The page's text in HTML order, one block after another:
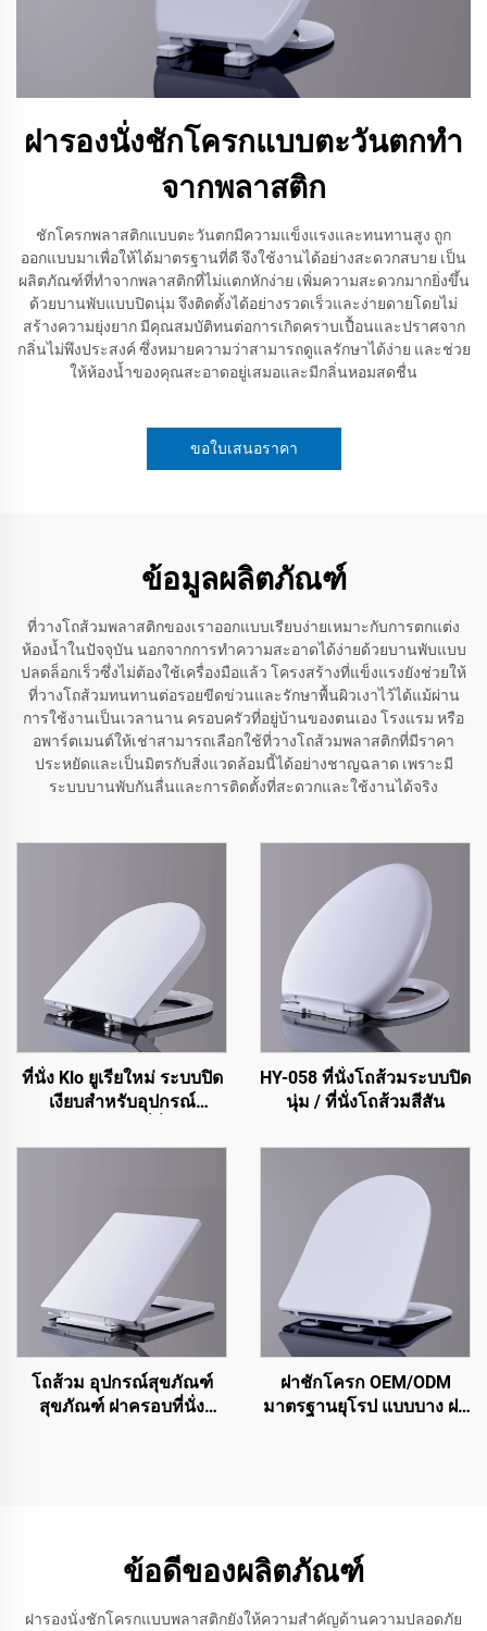
ฝารองนั่งชักโครกแบบตะวันตกทำ
จากพลาสติก
ชักโครกพลาสติกแบบตะวันตกมีความแข็งแรงและทนทานสูง ถูก
ออกแบบมาเพื่อให้ได้มาตรฐานที่ดี จึงใช้งานได้อย่างสะดวกสบาย เป็น
ผลิตภัณฑ์ที่ทำจากพลาสติกที่ไม่แตกหักง่าย เพิ่มความสะดวกมากยิ่งขึ้น
ด้วยบานพับแบบปิดนุ่ม จึงติดตั้งได้อย่างรวดเร็วและง่ายดายโดยไม่
สร้างความยุ่งยาก มีคุณสมบัติทนต่อการเกิดคราบเปื้อนและปราศจาก
กลิ่นไม่พึงประสงค์ ซึ่งหมายความว่าสามารถดูแลรักษาได้ง่าย และช่วย
ให้ห้องน้ำของคุณสะอาดอยู่เสมอและมีกลิ่นหอมสดชื่น
ขอใบเสนอราคา
ข้อมูลผลิตภัณฑ์
ที่วางโถส้วมพลาสติกของเราออกแบบเรียบง่ายเหมาะกับการตกแต่ง
ห้องน้ำในปัจจุบัน นอกจากการทำความสะอาดได้ง่ายด้วยบานพับแบบ
ปลดล็อกเร็วซึ่งไม่ต้องใช้เครื่องมือแล้ว โครงสร้างที่แข็งแรงยังช่วยให้
ที่วางโถส้วมทนทานต่อรอยขีดข่วนและรักษาพื้นผิวเงาไว้ได้แม้ผ่าน
การใช้งานเป็นเวลานาน ครอบครัวที่อยู่บ้านของตนเอง โรงแรม หรือ
อพาร์ตเมนต์ให้เช่าสามารถเลือกใช้ที่วางโถส้วมพลาสติกที่มีราคา
ประหยัดและเป็นมิตรกับสิ่งแวดล้อมนี้ได้อย่างชาญฉลาด เพราะมี
ระบบบานพับกันลื่นและการติดตั้งที่สะดวกและใช้งานได้จริง
ที่นั่ง Klo ยูเรียใหม่ ระบบปิด
เงียบสำหรับอุปกรณ์
สำหรับโคลเซต
HY-058 ที่นั่งโถส้วมระบบปิด
นุ่ม / ที่นั่งโถส้วมสีสัน
โถส้วม อุปกรณ์สุขภัณฑ์
สุขภัณฑ์ ฝาครอบที่นั่ง
ฝาชักโครก OEM/ODM
มาตรฐานยุโรป แบบบาง ฝา
ข้อดีของผลิตภัณฑ์
ฝารองนั่งชักโครกแบบพลาสติกยังให้ความสำคัญด้านความปลอดภัย